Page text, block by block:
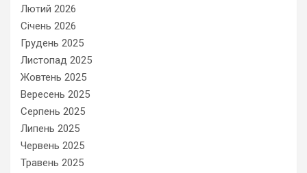
Лютий 2026
Січень 2026
Грудень 2025
Листопад 2025
Жовтень 2025
Вересень 2025
Серпень 2025
Липень 2025
Червень 2025
Травень 2025